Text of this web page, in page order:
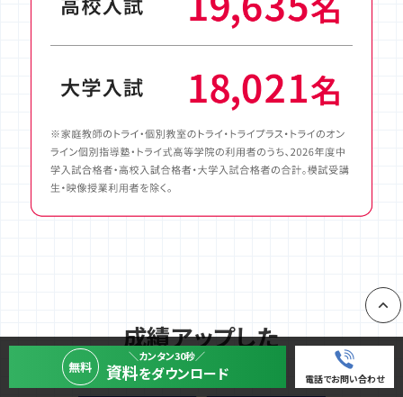
成績アップした
先輩たちの声
無料
＼カンタン30秒／
資料をダウンロード 電話でお問い合わせ